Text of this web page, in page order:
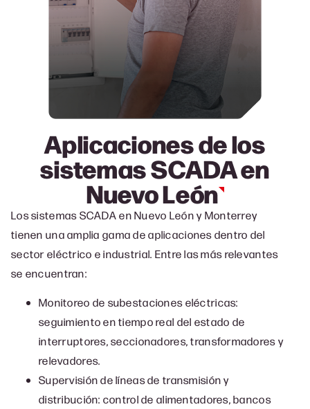
Aplicaciones de los
sistemas SCADA en
Nuevo León
Los sistemas SCADA en Nuevo León y Monterrey
tienen una amplia gama de aplicaciones dentro del
sector eléctrico e industrial. Entre las más relevantes
se encuentran:
Monitoreo de subestaciones eléctricas:
seguimiento en tiempo real del estado de
interruptores, seccionadores, transformadores y
relevadores.
Supervisión de líneas de transmisión y
distribución: control de alimentadores, bancos